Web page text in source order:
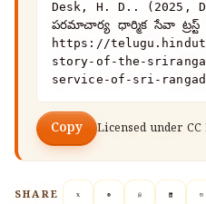
Desk, H. D.. (2025,
పరమాచార్య ధార్మిక సేవా
https://
story-of-the-
service-of-sri-
Copy Licensed under CC
SHARE